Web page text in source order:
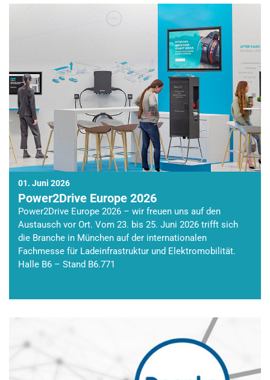
01. Juni 2026
Power2Drive Europe 2026
Power2Drive Europe 2026 – wir freuen uns auf den
Austausch vor Ort. Vom 23. bis 25. Juni 2026 trifft sich
die Branche in München auf der internationalen
Fachmesse für Ladeinfrastruktur und Elektromobilität.
Halle B6 – Stand B6.771